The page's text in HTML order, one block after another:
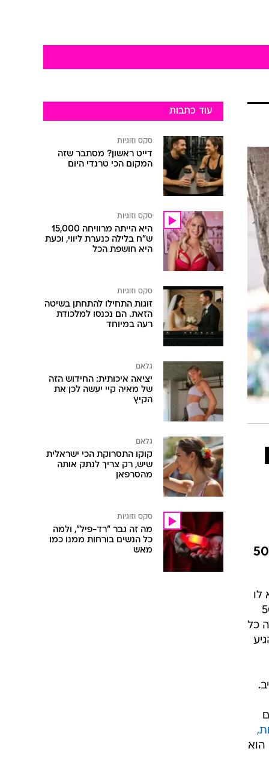
פוסט בו הוא מבטיח לשלם 5000
לו
כל
₪ לאדם
הוא
עוד כתבות
סקס וזוגיות
דייט ראשון? מסתבר שזה
המקום הכי טרנדי היום
סקס וזוגיות
היא הייתה מרוויחה 15,000
ש"ח בלילה כנערת ליווי, וכעת
היא חושפת הכל
סקס וזוגיות
זוגות התחילו להתחתן בשיטה
הזאת. הם נכנסו למלכודת
רעה במיוחד
גלאם
יציאה איכותית: החידוש הזה
של מאיה קיי יעשה לכן את
הקיץ
גלאם
קוקו התסרוקת הכי ישראלית
שיש, רק צריך לנתק אותה
מהסרפאן
סקס וזוגיות
מה זה גבר "רד-פיל", ולמה
כל הנשים בורחות ממנו כמו
מאש